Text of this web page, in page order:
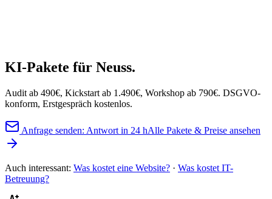
KI-Pakete für Neuss.
Audit ab 490€, Kickstart ab 1.490€, Workshop ab 790€. DSGVO-
konform, Erstgespräch kostenlos.
Anfrage senden: Antwort in 24 hAlle Pakete & Preise ansehen
Auch interessant: Was kostet eine Website? · Was kostet IT-
Betreuung?